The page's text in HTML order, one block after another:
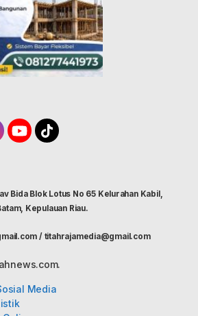
Bida Blok Lotus No 65 Kelurahan Kabil,
Kepulauan Riau.
/ titahrajamedia@gmail.com
Media